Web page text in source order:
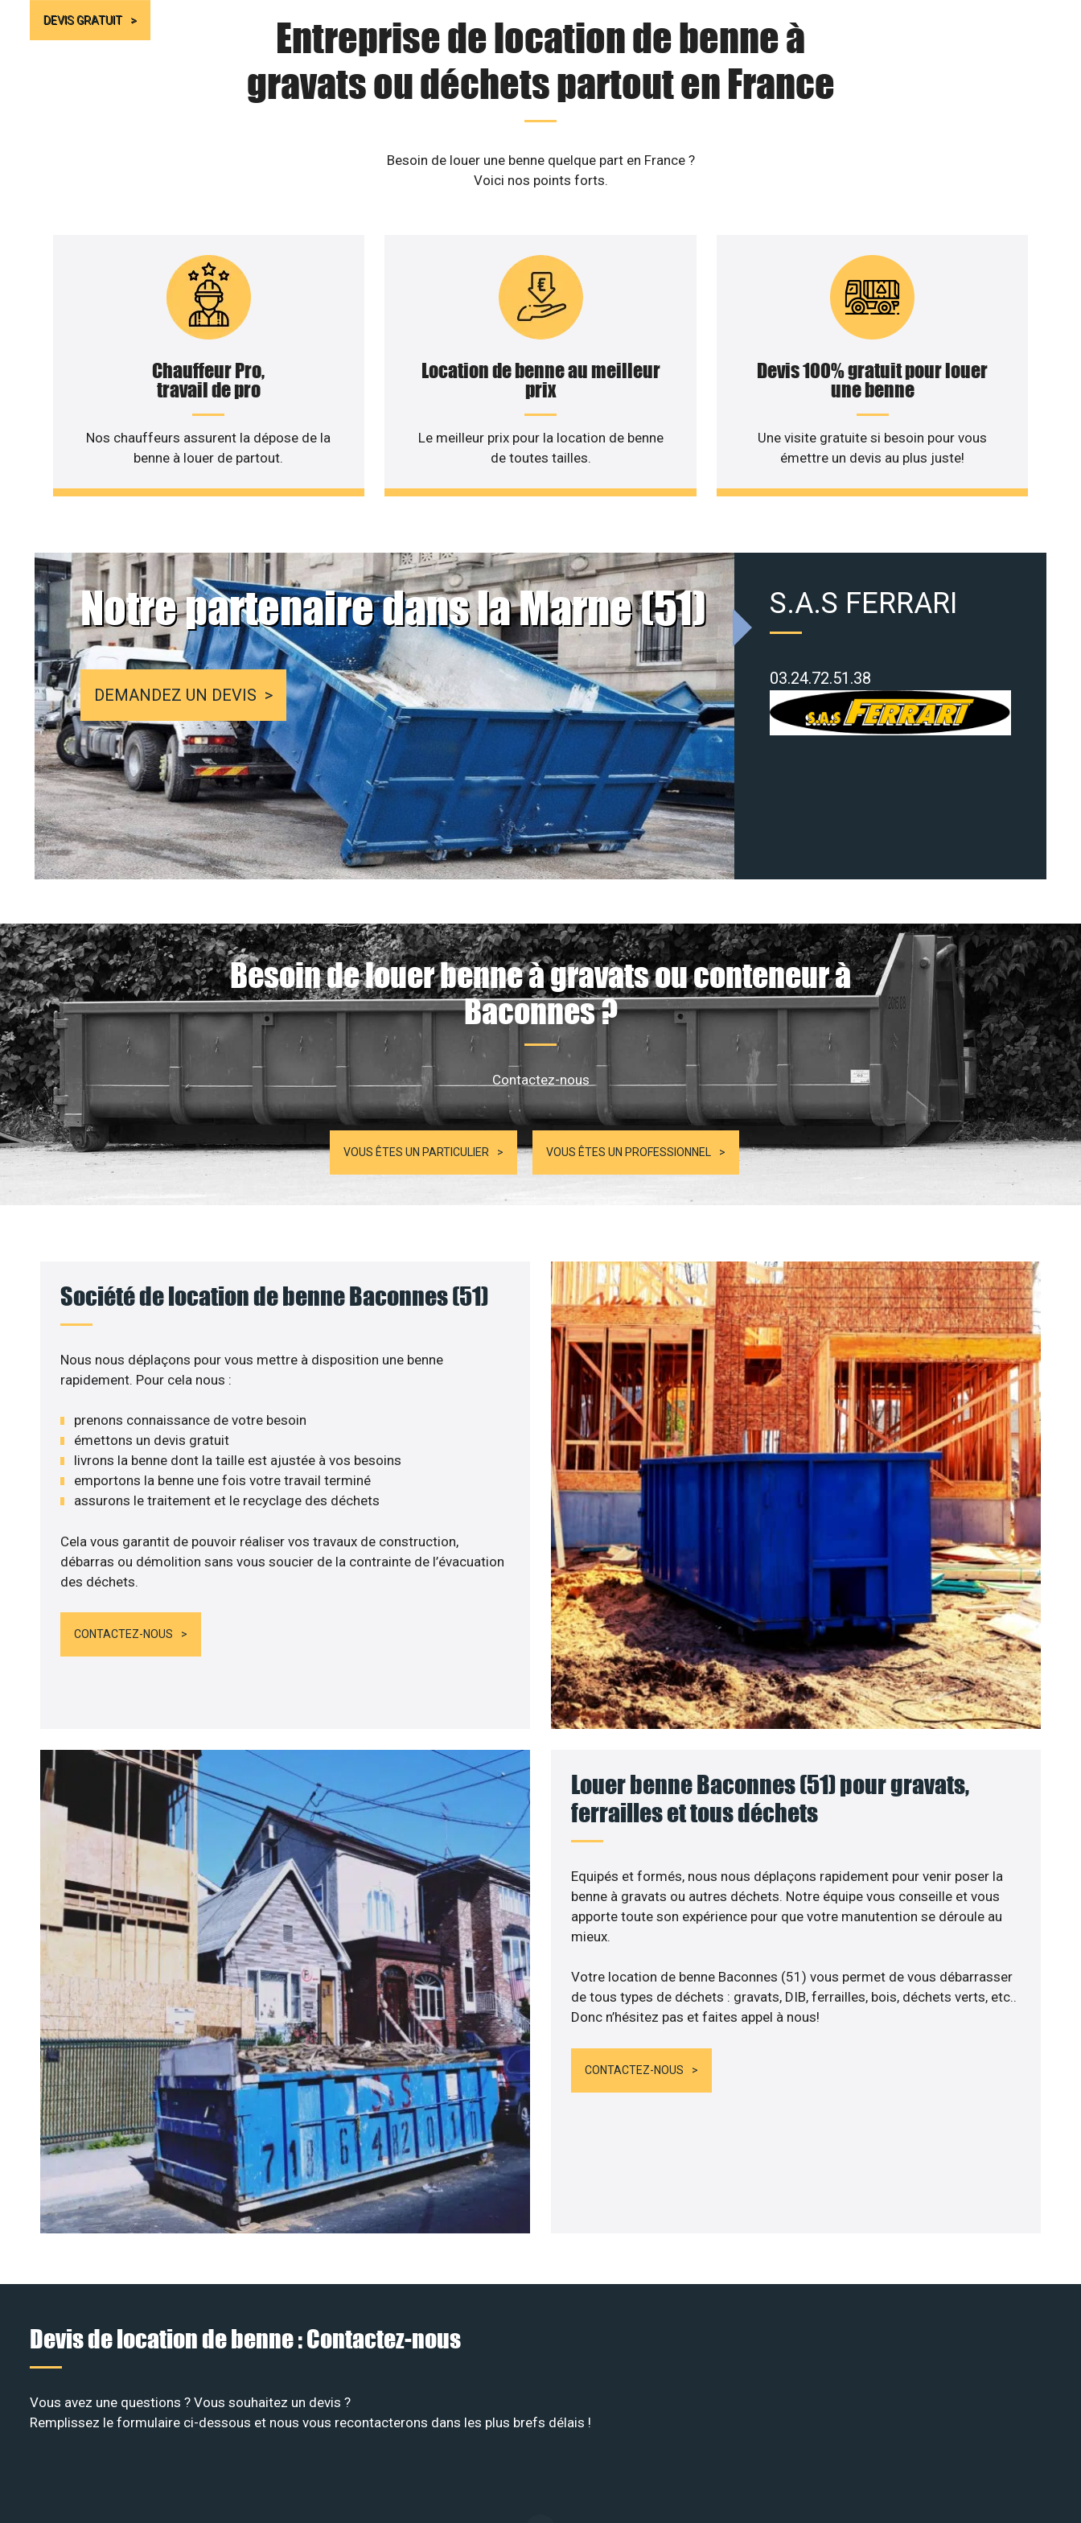
DEVIS GRATUIT
Entreprise de location de benne à
gravats ou déchets partout en France
Besoin de louer une benne quelque part en France ?
Voici nos points forts.
Chauffeur Pro,
travail de pro
Nos chauffeurs assurent la dépose de la
benne à louer de partout.
Location de benne au meilleur
prix
Le meilleur prix pour la location de benne
de toutes tailles.
Devis 100% gratuit pour louer
une benne
Une visite gratuite si besoin pour vous
émettre un devis au plus juste!
Notre partenaire dans la Marne (51)
DEMANDEZ UN DEVIS
S.A.S FERRARI
03.24.72.51.38
Besoin de louer benne à gravats ou conteneur à
Baconnes ?
Contactez-nous
VOUS ÊTES UN PARTICULIER VOUS ÊTES UN PROFESSIONNEL
Société de location de benne Baconnes (51)
Nous nous déplaçons pour vous mettre à disposition une benne
rapidement. Pour cela nous :
prenons connaissance de votre besoin
émettons un devis gratuit
livrons la benne dont la taille est ajustée à vos besoins
emportons la benne une fois votre travail terminé
assurons le traitement et le recyclage des déchets
Cela vous garantit de pouvoir réaliser vos travaux de construction,
débarras ou démolition sans vous soucier de la contrainte de l’évacuation
des déchets.
CONTACTEZ-NOUS
Louer benne Baconnes (51) pour gravats,
ferrailles et tous déchets
Equipés et formés, nous nous déplaçons rapidement pour venir poser la
benne à gravats ou autres déchets. Notre équipe vous conseille et vous
apporte toute son expérience pour que votre manutention se déroule au
mieux.
Votre location de benne Baconnes (51) vous permet de vous débarrasser
de tous types de déchets : gravats, DIB, ferrailles, bois, déchets verts, etc..
Donc n’hésitez pas et faites appel à nous!
CONTACTEZ-NOUS
Devis de location de benne : Contactez-nous
Vous avez une questions ? Vous souhaitez un devis ?
Remplissez le formulaire ci-dessous et nous vous recontacterons dans les plus brefs délais !